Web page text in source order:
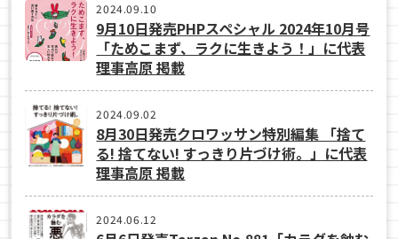
2024.09.10
9月10日発売PHPスペシャル 2024年10月号
「ためこまず、ラクに生きよう！」に代表
理事高原 掲載
2024.09.02
8月30日発売クロワッサン特別編集 「捨て
る! 捨てない! すっきり片づけ術。」に代表
理事高原 掲載
2024.06.12